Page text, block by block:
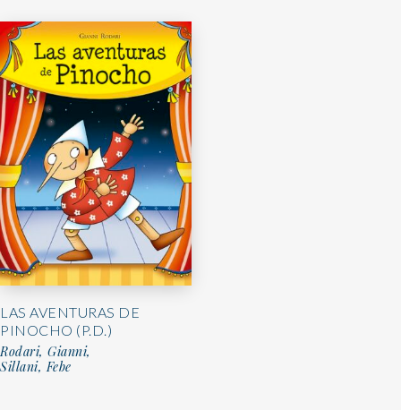
LAS AVENTURAS DE
PINOCHO (P.D.)
Rodari, Gianni,
Sillani, Febe